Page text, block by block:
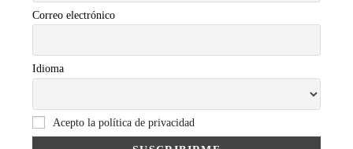
Correo electrónico
Idioma
Acepto la política de privacidad